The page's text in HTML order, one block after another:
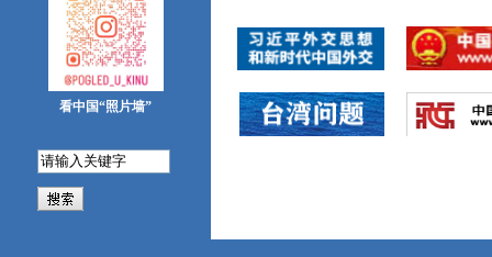
看中国“照片墙”